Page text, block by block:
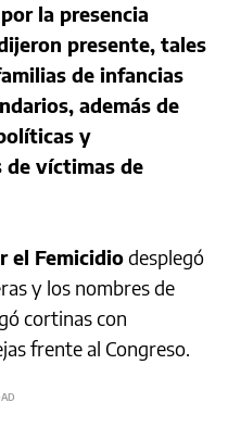
la presencia
presente, tales
de infancias
además de
y
de víctimas de
el Femicidiodesplegó
y los nombres de
cortinas con
frente al Congreso.